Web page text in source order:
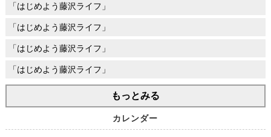
「はじめよう藤沢ライフ」
「はじめよう藤沢ライフ」
「はじめよう藤沢ライフ」
「はじめよう藤沢ライフ」
もっとみる
カレンダー